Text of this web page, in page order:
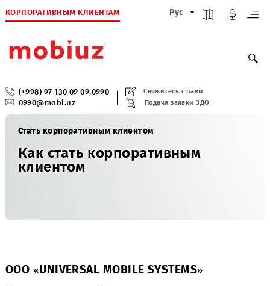
КОРПОРАТИВНЫМ КЛИЕНТАМ Рус
(+998) 97 130 09 09
0990@mobi.uz
Свяжитесь с нами
Как стать корпоративным